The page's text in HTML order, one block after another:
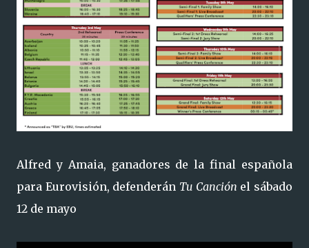
Alfred y Amaia, ganadores de la final española
para Eurovisión, defenderán Tu Canción el sábado
12 de mayo